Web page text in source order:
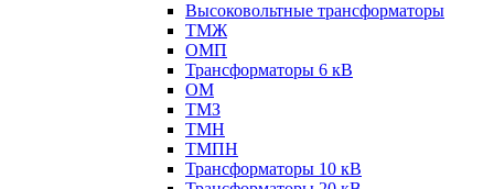
Высоковольтные трансформаторы
ТМЖ
ОМП
Трансформаторы 6 кВ
ОМ
ТМЗ
ТМН
ТМПН
Трансформаторы 10 кВ